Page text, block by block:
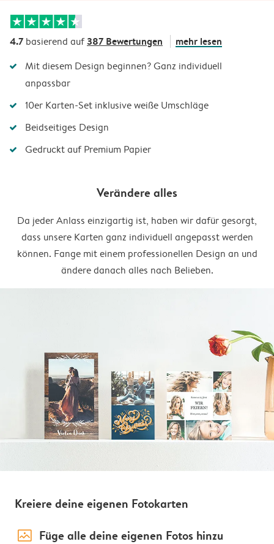
4.7 basierend auf387 Bewertungen mehr lesen
Mit diesem Design beginnen? Ganz individuell
anpassbar
10er Karten-Set inklusive weiße Umschläge
Beidseitiges Design
Gedruckt auf Premium Papier
Verändere alles
Da jeder Anlass einzigartig ist, haben wir dafür gesorgt,
dass unsere Karten ganz individuell angepasst werden
können. Fange mit einem professionellen Design an und
ändere danach alles nach Belieben.
Kreiere deine eigenen Fotokarten
image_placeholder Füge alle deine eigenen Fotos hinzu